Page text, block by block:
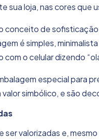
sua loja, nas cores que
conceito de
é simples,
o celular dizendo
especial para
simbólico, e são
valorizadas e,